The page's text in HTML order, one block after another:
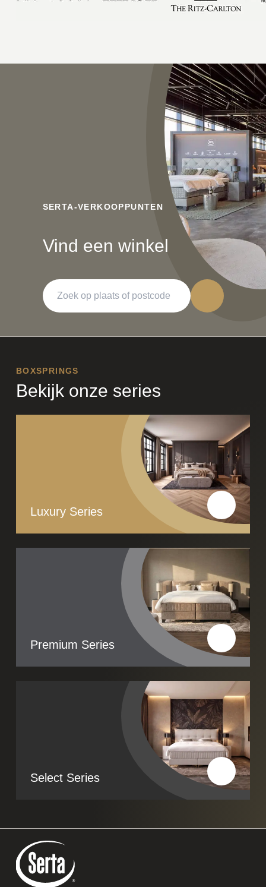
Vind een winkel
SERTA-VERKOOPPUNTEN
Zoeken
Bekijk onze series
BOXSPRINGS
Luxury Series Lees meer
Premium Series Lees meer
Select Series Lees meer